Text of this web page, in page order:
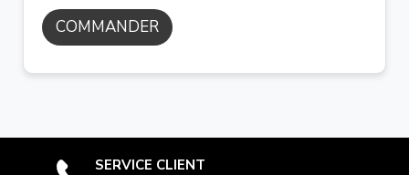
COMMANDER
SERVICE CLIENT